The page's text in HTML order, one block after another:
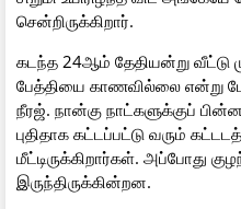
சென்றிருக்கிறார்.
கடந்த 24ஆம் தேதியன்று வீட்டு
பேத்தியை காணவில்லை என்று
நீரஜ். நான்கு நாட்களுக்குப்
புதிதாக கட்டப்பட்டு வரும்
மீட்டிருக்கிறார்கள். அப்போது
இருந்திருக்கின்றன.